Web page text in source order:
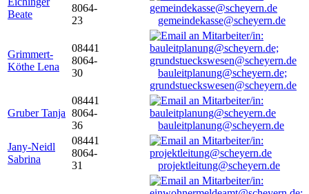
Beate
8064-
23
gemeindekasse@scheyern.de
Grimmert-
Köthe Lena
08441
8064-
30
bauleitplanung@scheyern.de;
grundstueckswesen@scheyern.de
Gruber Tanja
08441
8064-
36
bauleitplanung@scheyern.de
Jany-Neidl
Sabrina
08441
8064-
31
projektleitung@scheyern.de